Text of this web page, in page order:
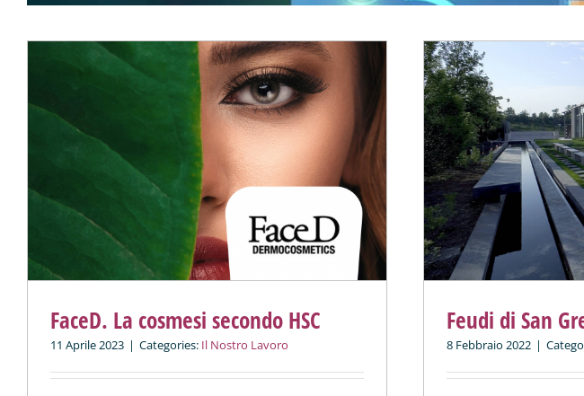
FaceD. La cosmesi secondo HSC
11 Aprile 2023 | Categories: Il Nostro Lavoro
Feudi di San
8 Febbraio 2022 |